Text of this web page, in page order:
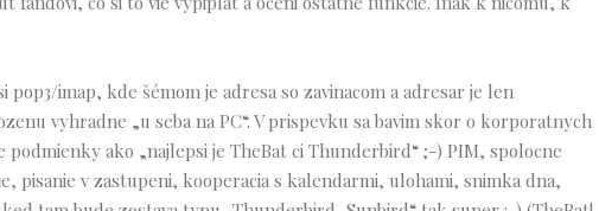
imap, kde šémom je adresa so zavinacom a adresar je len
vyhradne „u seba na PC“. V prispevku sa bavim skor o korporatnych
ako „najlepsi je TheBat ci Thunderbird“ ;-) PIM, spolocne
pisanie v zastupeni, kooperacia s kalendarmi, ulohami, snimka dna,